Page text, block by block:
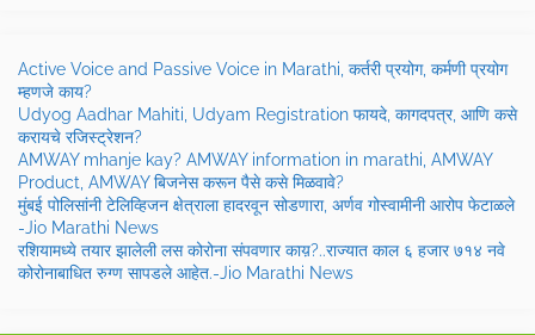
Active Voice and Passive Voice in Marathi, कर्तरी प्रयोग, कर्मणी प्रयोग
म्हणजे काय?
Udyog Aadhar Mahiti, Udyam Registration फायदे, कागदपत्र, आणि कसे
करायचे रजिस्ट्रेशन?
AMWAY mhanje kay? AMWAY information in marathi, AMWAY
Product, AMWAY बिजनेस करून पैसे कसे मिळवावे?
मुंबई पोलिसांनी टेलिव्हिजन क्षेत्राला हादरवून सोडणारा, अर्णव गोस्वामीनी आरोप फेटाळले
-Jio Marathi News
रशियामध्ये तयार झालेली लस कोरोना संपवणार काय़?..राज्यात काल ६ हजार ७१४ नवे
कोरोनाबाधित रुग्ण सापडले आहेत.-Jio Marathi News